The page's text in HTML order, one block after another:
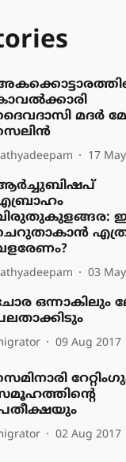
മദര്‍
17
03
ഒന്നാകിലും
09 Aug 2017
02 Aug 2017